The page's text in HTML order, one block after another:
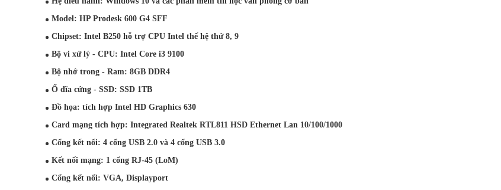
Model: HP Prodesk 600 G4 SFF
Chipset: Intel B250 hỗ trợ CPU Intel thế hệ thứ 8, 9
Bộ vi xử lý - CPU: Intel Core i3 9100
Bộ nhớ trong - Ram: 8GB DDR4
Ổ đĩa cứng - SSD: SSD 1TB
Đồ họa: tích hợp Intel HD Graphics 630
Card mạng tích hợp: Integrated Realtek RTL811 HSD Ethernet Lan 10/100/1000
Cổng kết nối: 4 cổng USB 2.0 và 4 cổng USB 3.0
Kết nối mạng: 1 cổng RJ-45 (LoM)
Cổng kết nối: VGA, Displayport